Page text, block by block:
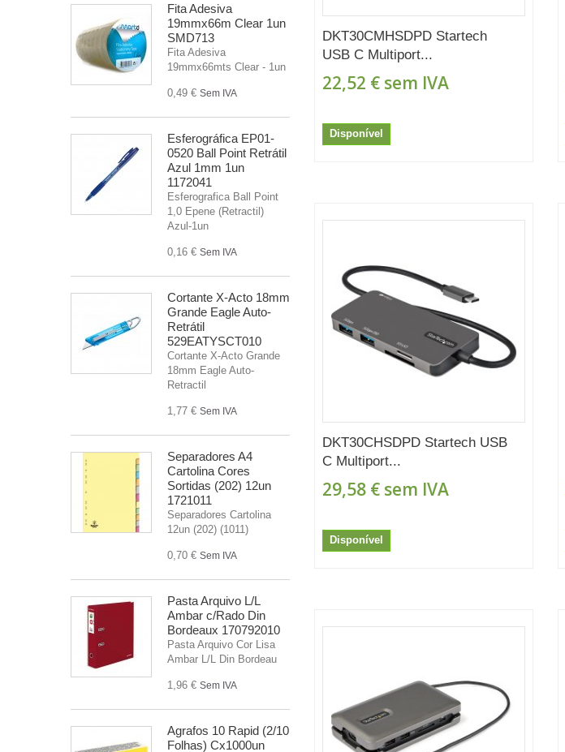
Fita Adesiva
19mmx66m Clear 1un
SMD713
Fita Adesiva
19mmx66mts Clear - 1un
0,49 € Sem IVA
Esferográfica EP01-
0520 Ball Point Retrátil
Azul 1mm 1un
1172041
Esferografica Ball Point
1,0 Epene (Retractil)
Azul-1un
0,16 € Sem IVA
Cortante X-Acto 18mm
Grande Eagle Auto-
Retrátil
529EATYSCT010
Cortante X-Acto Grande
18mm Eagle Auto-
Retractil
1,77 € Sem IVA
Separadores A4
Cartolina Cores
Sortidas (202) 12un
1721011
Separadores Cartolina
12un (202) (1011)
0,70 € Sem IVA
Pasta Arquivo L/L
Ambar c/Rado Din
Bordeaux 170792010
Pasta Arquivo Cor Lisa
Ambar L/L Din Bordeau
1,96 € Sem IVA
Agrafos 10 Rapid (2/10
Folhas) Cx1000un
DKT30CMHSDPD Startech
USB C Multiport...
22,52 € sem IVA
Disponível
DKT30CHSDPD Startech USB
C Multiport...
29,58 € sem IVA
Disponível